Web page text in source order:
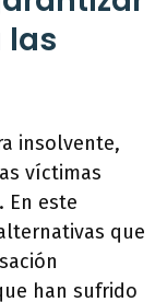
las
insolvente,
víctimas
En este
que
han sufrido